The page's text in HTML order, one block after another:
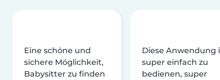
Eine schöne und
sichere Möglichkeit,
Babysitter zu finden
Diese Anwendung
super einfach zu
bedienen, super